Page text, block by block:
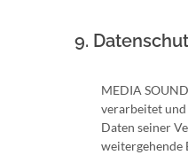
9.
MEDIA
verarbeitet und
Daten seiner
weitergehende